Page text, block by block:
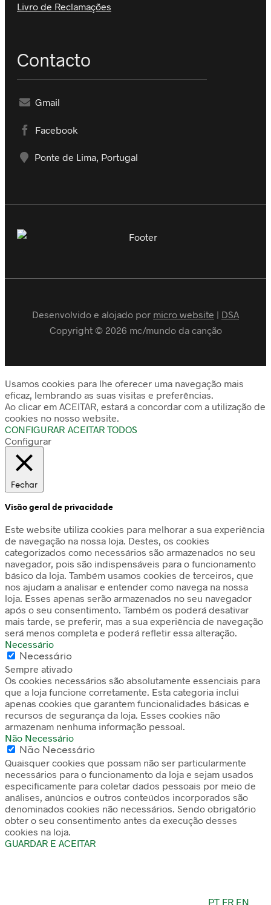
Livro de Reclamações
Contacto
Gmail
Facebook
Ponte de Lima, Portugal
Desenvolvido e alojado por micro website | DSA
Copyright © 2026 mc/mundo da canção
Usamos cookies para lhe oferecer uma navegação mais
eficaz, lembrando as suas visitas e preferências.
Ao clicar em ACEITAR, estará a concordar com a utilização de
cookies no nosso website.
CONFIGURAR ACEITAR TODOS
Configurar
Fechar
Visão geral de privacidade
Este website utiliza cookies para melhorar a sua experiência
de navegação na nossa loja. Destes, os cookies
categorizados como necessários são armazenados no seu
navegador, pois são indispensáveis para o funcionamento
básico da loja. Também usamos cookies de terceiros, que
nos ajudam a analisar e entender como navega na nossa
loja. Esses apenas serão armazenados no seu navegador
após o seu consentimento. Também os poderá desativar
mais tarde, se preferir, mas a sua experiência de navegação
será menos completa e poderá refletir essa alteração.
Necessário
Necessário
Sempre ativado
Os cookies necessários são absolutamente essenciais para
que a loja funcione corretamente. Esta categoria inclui
apenas cookies que garantem funcionalidades básicas e
recursos de segurança da loja. Esses cookies não
armazenam nenhuma informação pessoal.
Não Necessário
Não Necessário
Quaisquer cookies que possam não ser particularmente
necessários para o funcionamento da loja e sejam usados
especificamente para coletar dados pessoais por meio de
análises, anúncios e outros conteúdos incorporados são
denominados cookies não necessários. Sendo obrigatório
obter o seu consentimento antes da execução desses
cookies na loja.
GUARDAR E ACEITAR
PT FR EN